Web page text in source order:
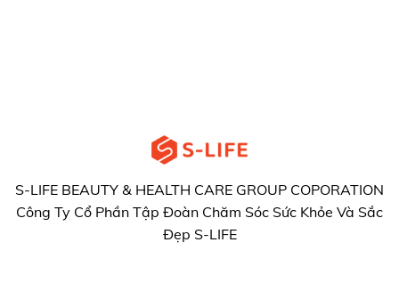
S-LIFE BEAUTY & HEALTH CARE GROUP COPORATION
Công Ty Cổ Phần Tập Đoàn Chăm Sóc Sức Khỏe Và Sắc
Đẹp S-LIFE